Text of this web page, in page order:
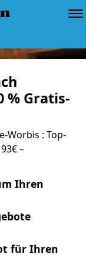
% Gratis-
Worbis : Top-
–
Ihren
für Ihren